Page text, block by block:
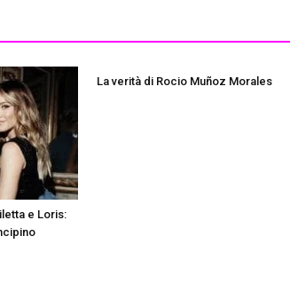
e Loris:
La verità di Rocio Muñoz Morales